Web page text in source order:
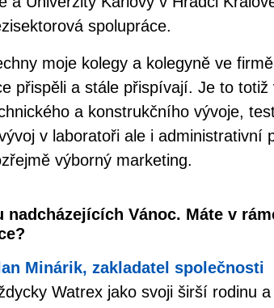
spolupráce.
moje kolegy a kolegyně ve
přispěli a stále přispívají. Je to totiž
a konstrukčního vývoje,
v laboratoři ale i administrativní
výborný marketing.
Vánoc. Máte v
Minárik, zakladatel společnosti
Watrex jako svoji širší rodinu